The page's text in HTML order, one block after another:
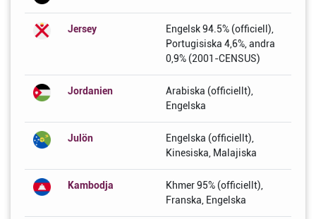
Jersey
Engelsk 94.5% (officiell),
Portugisiska 4,6%, andra
0,9% (2001-CENSUS)
Jordanien
Arabiska (officiellt),
Engelska
Julön
Engelska (officiellt),
Kinesiska, Malajiska
Kambodja
Khmer 95% (officiellt),
Franska, Engelska